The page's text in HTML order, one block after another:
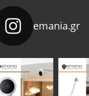
emania.gr